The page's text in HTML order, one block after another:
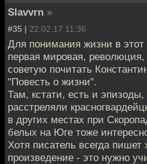
Slavvrn »
#35 | 22.02.17 11:36
Для понимания жизни в этот
первая мировая, революция,
советую почитать
"Повесть о жизни".
Там, кстати, есть и эпизоды,
расстреляли
в других местах при
белых на Юге тоже
Хотя писатель всегда пишет
произведение - это нужно